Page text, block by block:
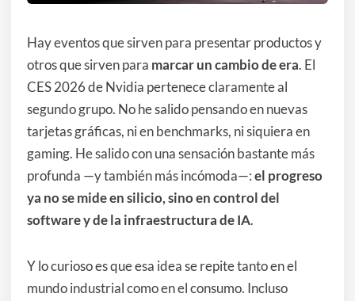
Hay eventos que sirven para presentar productos y
otros que sirven para marcar un cambio de era. El
CES 2026 de Nvidia pertenece claramente al
segundo grupo. No he salido pensando en nuevas
tarjetas gráficas, ni en benchmarks, ni siquiera en
gaming. He salido con una sensación bastante más
profunda —y también más incómoda—:el progreso
ya no se mide en silicio, sino en control del
software y de la infraestructura de IA.
Y lo curioso es que esa idea se repite tanto en el
mundo industrial como en el consumo. Incluso